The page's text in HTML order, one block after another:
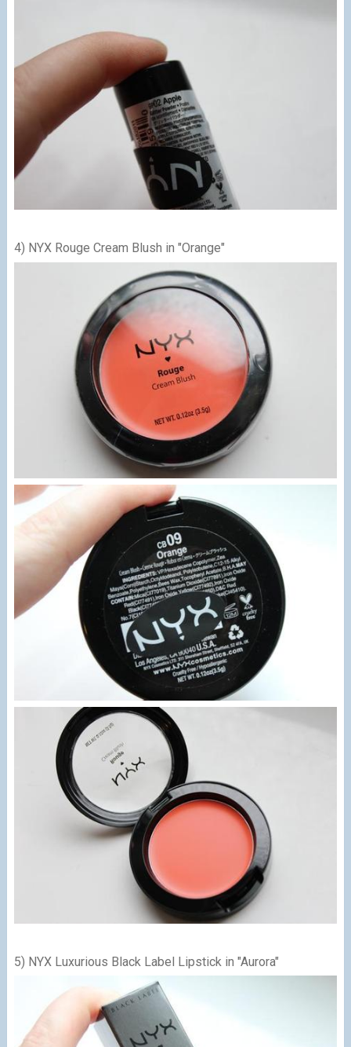
4) NYX Rouge Cream Blush in "Orange"
5) NYX Luxurious Black Label Lipstick in "Aurora"